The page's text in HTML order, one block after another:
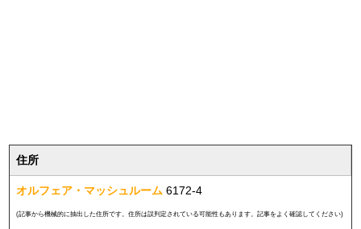
住所
オルフェア・マッシュルーム 6172-4
(記事から機械的に抽出した住所です。住所は誤判定されている可能性もあります。記事をよく確認してください)